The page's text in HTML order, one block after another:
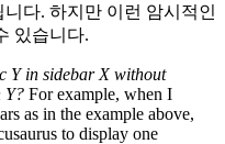
다. 하지만 이런 암시적인
있습니다.
Y in sidebar X without
Y? For example, when I
as in the example above,
to display one